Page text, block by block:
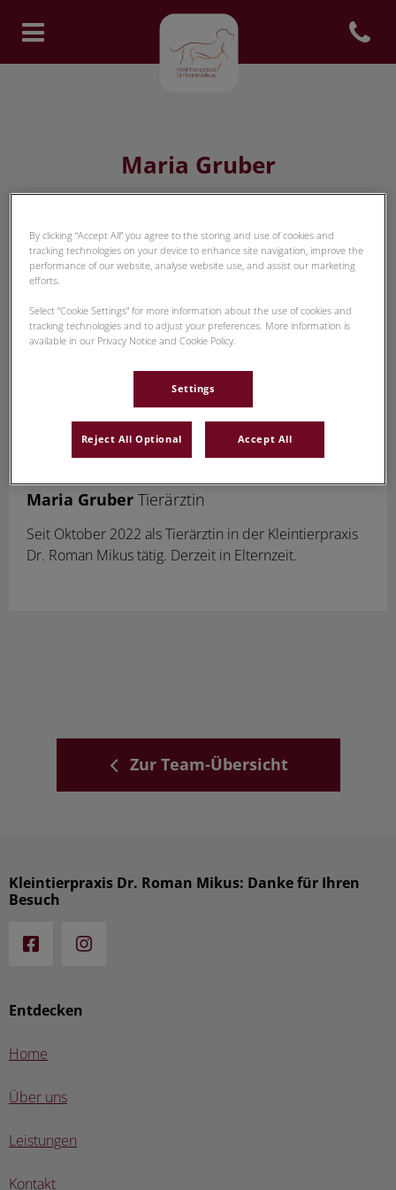
Homepage Tierarzt Rosenheim
Open
Maria Gruber
TIERARZT-TEAM
Maria Gruber Tierärztin
Seit Oktober 2022 als Tierärztin in der Kleintierpraxis
Dr. Roman Mikus tätig. Derzeit in Elternzeit.
Zur Team-Übersicht
Entdecken
Home
Über uns
Leistungen
Kontakt
Kleintierpraxis Dr. Roman Mikus: Danke für Ihren
Besuch
By clicking “Accept All” you agree to the storing and use of cookies and
tracking technologies on your device to enhance site navigation, improve the
performance of our website, analyse website use, and assist our marketing
efforts.
Select “Cookie Settings” for more information about the use of cookies and
tracking technologies and to adjust your preferences. More information is
available in our Privacy Notice and Cookie Policy.
Settings
Reject All Optional Accept All